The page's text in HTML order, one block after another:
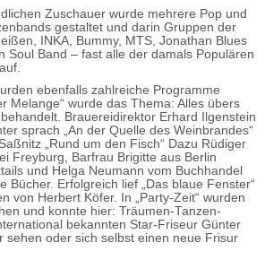
Zuschauer wurde mehrere Pop und
gestaltet und darin Gruppen der
INKA, Bummy, MTS, Jonathan Blues
Soul Band – fast alle der damals Populären
ebenfalls zahlreiche Programme
Melange“ wurde das Thema: Alles übers
Brauereidirektor Erhard Ilgenstein
sprach „An der Quelle des Weinbrandes“
„Rund um den Fisch“ Dazu Rüdiger
Freyburg, Barfrau Brigitte aus Berlin
und Helga Neumann vom Buchhandel
Bücher. Erfolgreich lief „Das blaue Fenster“
von Herbert Köfer. In „Party-Zeit“ wurden
und konnte hier: Träumen-Tanzen-
bekannten Star-Friseur Günter
sehen oder sich selbst einen neue Frisur